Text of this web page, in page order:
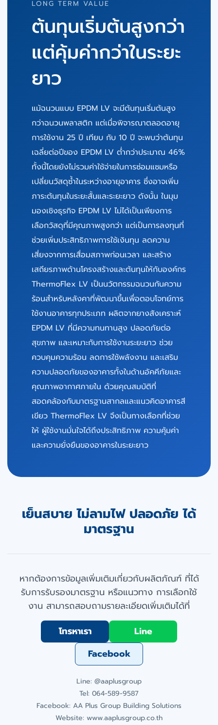
LONG TERM VALUE
ต้นทุนเริ่มต้นสูงกว่า
แต่คุ้มค่ากว่าในระยะ
ยาว
แม้ฉนวนแบบ EPDM LV จะมีต้นทุนเริ่มต้นสูง
กว่าฉนวนพลาสติก แต่เมื่อพิจารณาตลอดอายุ
การใช้งาน 25 ปี เทียบ กับ 10 ปี จะพบว่าต้นทุน
เฉลี่ยต่อปีของ EPDM LV ตํ่ากว่าประมาณ 46%
ทั้งนี้โดยยังไม่รวมค่าใช้จ่ายในการซ่อมแซมหรือ
เปลี่ยนวัสดุซํ้าในระหว่างอายุอาคาร ซึ่งอาจเพิ่ม
ภาระต้นทุนในระยะสั้นและระยะยาว ดังนั้น ในมุม
มองเชิงธุรกิจ EPDM LV ไม่ได้เป็นเพียงการ
เลือกวัสดุที่มีคุณภาพสูงกว่า แต่เป็นการลงทุนที่
ช่วยเพิ่มประสิทธิภาพการใช้เงินทุน ลดความ
เสี่ยงจากการเสื่อมสภาพก่อนเวลา และสร้าง
เสถียรภาพด้านโครงสร้างและต้นทุนให้กับองค์กร
ThermoFlex LV เป็นนวัตกรรมฉนวนกันความ
ร้อนสําหรับหลังคาที่พัฒนาขึ้นเพื่อตอบโจทย์การ
ใช้งานอาคารทุกประเภท ผลิตจากยางสังเคราะห์
EPDM LV ที่มีความทนทานสูง ปลอดภัยต่อ
สุขภาพ และเหมาะกับการใช้งานระยะยาว ช่วย
ควบคุมความร้อน ลดการใช้พลังงาน และเสริม
ความปลอดภัยของอาคารทั้งในด้านอัคคีภัยและ
คุณภาพอากาศภายใน ด้วยคุณสมบัติที่
สอดคล้องกับมาตรฐานสากลและแนวคิดอาคารสี
เขียว ThermoFlex LV จึงเป็นทางเลือกที่ช่วย
ให้ ผู้ใช้งานมั่นใจได้ถึงประสิทธิภาพ ความคุ้มค่า
และความยั่งยืนของอาคารในระยะยาว
เย็นสบาย ไม่ลามไฟ ปลอดภัย ได้
มาตรฐาน
หากต้องการข้อมูลเพิ่มเติมเกี่ยวกับผลิตภัณฑ์ ที่ได้
รับการรับรองมาตรฐาน หรือแนวทาง การเลือกใช้
งาน สามารถสอบถามรายละเอียดเพิ่มเติมได้ที่
โทรหาเรา
Line
Facebook
Line: @aaplusgroup
Tel: 064-589-9587
Facebook: AA Plus Group Building Solutions
Website: www.aaplusgroup.co.th